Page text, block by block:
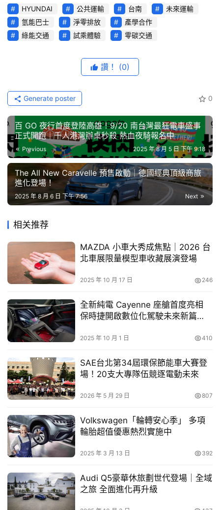
玩
C
A
R
口
碑
中
古
車
行
百
中
買
幫
幫
忙
界
玩
C
A
由左至右為
南部科學園區管理局 鄭秀絨 局長
交通部 公共運輸及監理司 林政彥 科長
南陽實業 詹醒昇 副總經理
三陽工業 張淵量 經理
交通部自 2024 年啟動「氫燃料電池大客車試辦運行計
畫」，並於上月在高雄舉辦「台灣氫能與電動大客車淨零移
動論壇」，為多元綠能巴士路徑奠定基礎。南陽實業導入的
HYUNDAI ELEC CITY 擁有 180 kW 高效燃料電池系統、
逾 550km 續航里程，補氫僅需 15 分鐘即可回到滿載狀
態，兼具零碳排放、低噪音與高營運效率預計今年第四季完
為台灣市區與公路客運提供具體脫碳方案。
活動現場包含台南各大客運業者均派高階代表與會，展示對
氫能車隊導入營運的高度關注。亞太 ESG 行動聯盟理事長
戴謙 指出，聯盟的三大任務：產業推動、民生推動、國安
局長 王銘德 強調，市府對於客運業者補助、示範路線、環
境建置等不遺餘力，將共同打造低碳運輸網路；南科管理局
局長 鄭秀絨 表示，南科是非常適合新技術落地示範場域，
也非常歡迎上游供應鏈進駐。
當天活動在產品技術說明與試乘體驗後，全體貴賓於舞台合
影，為台南邁向「氫能示範城」留下歷史性定格。
量，攜手產官學夥伴與在地運輸業者，共同打造零碳公共運
輸生態系，為台灣開啟更永續、更智慧的移動未來。
HYUNDAI 公共運輸 台南
未來運輸
氫能巴士
淨零排放
產學合作
綠能交通
試乘體驗 零碳交通
讚！ (0)
0
Generate poster
百 GO 夜行首度登陸高雄！9/20 南台灣最狂電車盛事
正式開跑｜千人港灣辦桌秒殺 熱血夜騎報名中
Previous 2025 年 8 月 5 日 下午 9:18
The All New Caravelle 預售啟動｜德國經典頂級商旅
進化登場！
Next
2025 年 8 月 6 日 下午 7:56
相关推荐
MAZDA 小車大秀成焦點｜2026 台
北車展限量模型車收藏展演登場
2025 年 10 月 17 日 246
全新純電 Cayenne 座艙首度亮相
保時捷開啟數位化駕駛未來新篇
2025 年 10 月 1 日 410
SAE台北第34屆環保節能車大賽登
場！20支大專隊伍競逐電動未來
2026 年 5 月 29 日 807
Volkswagen「輪轉安心季」 多項
輪胎超值優惠熱烈實施中
2025 年 3 月 13 日 392
Audi Q5豪華休旅劃世代登場｜全域
之旅 全面進化再升級